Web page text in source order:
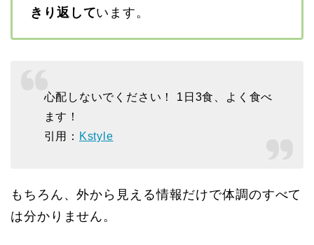
きり返しています。
心配しないでください！ 1日3食、よく食べ
ます！
引用： Kstyle
もちろん、外から見える情報だけで体調のすべて
は分かりません。